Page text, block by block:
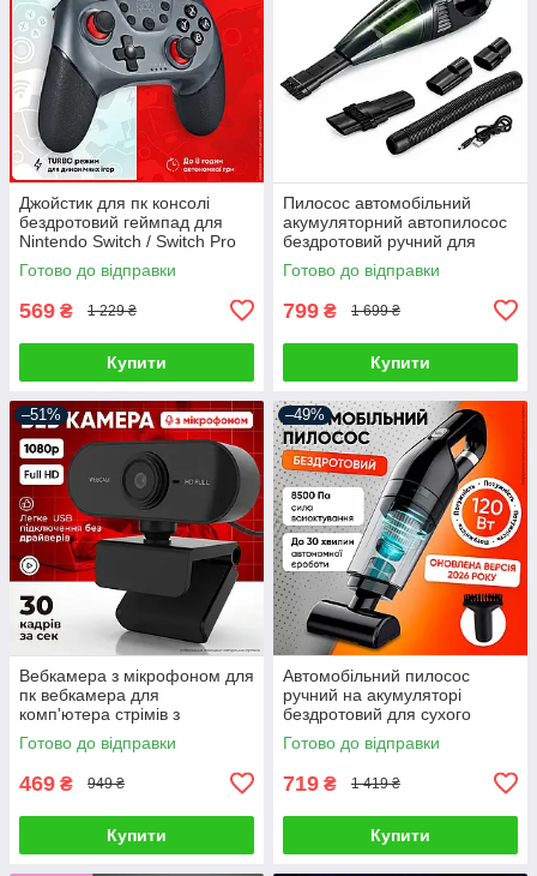
Джойстик для пк консолі
бездротовий геймпад для
Nintendo Switch / Switch Pro
Android Windows PC
контролер ігровий джойстік
Готово до відправки
569 ₴ 1 229 ₴
Купити
Пилосос автомобільний
акумуляторний автопилосос
бездротовий ручний для
сухого та вологого
прибирання міні
Готово до відправки
799 ₴ 1 699 ₴
Купити
–51%
Вебкамера з мікрофоном для
пк вебкамера для
комп'ютера стрімів з
автофокусом вебка full hd
1920 x 1080
Готово до відправки
469 ₴ 949 ₴
Купити
–49%
Автомобільний пилосос
ручний на акумуляторі
бездротовий для сухого
прибирання автопилосос для
салону автомобіля з
Готово до відправки
719 ₴ 1 419 ₴
Купити